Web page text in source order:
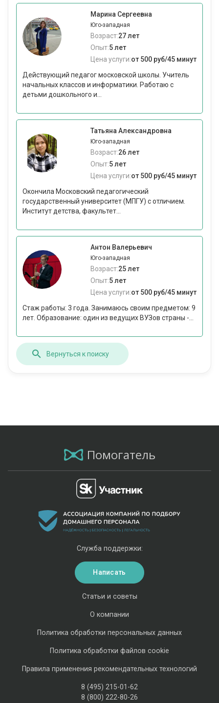
Марина Сергеевна
Юго-западная
Возраст:27 лет
Опыт:5 лет
Цена услуги:от 500 руб/45 минут
Действующий педагог московской школы. Учитель
начальных классов и информатики. Работаю с
детьми дошкольного и...
Татьяна Александровна
Юго-западная
Возраст:26 лет
Опыт:5 лет
Цена услуги:от 500 руб/45 минут
Окончила Московский педагогический
государственный университет (МПГУ) с отличием.
Институт детства, факультет...
Антон Валерьевич
Юго-западная
Возраст:25 лет
Опыт:5 лет
Цена услуги:от 500 руб/45 минут
Стаж работы: 3 года. Занимаюсь своим предметом: 9
лет. Образование: один из ведущих ВУЗов страны -...
Вернуться к поиску
Помогатель
Статьи и советы
О компании
Политика обработки персональных данных
Политика обработки файлов cookie
Правила применения рекомендательных технологий
8 (495) 215-01-62
8 (800) 222-80-26
Служба поддержки:
Написать